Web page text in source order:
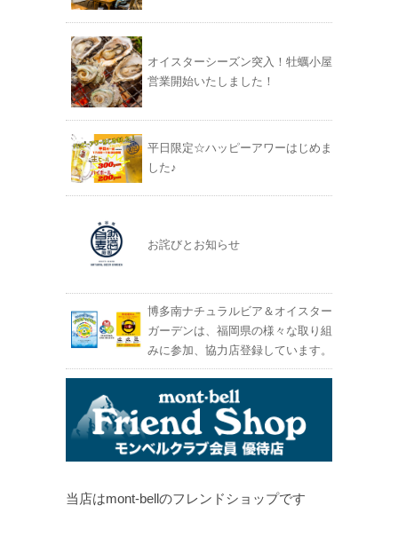
オイスターシーズン突入！牡蠣小屋
営業開始いたしました！
平日限定☆ハッピーアワーはじめま
した♪
お詫びとお知らせ
博多南ナチュラルビア＆オイスター
ガーデンは、福岡県の様々な取り組
みに参加、協力店登録しています。
当店はmont-bellのフレンドショップです